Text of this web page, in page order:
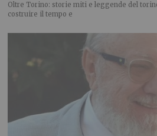
Oltre Torino: storie miti e leggende del
costruire il tempo e